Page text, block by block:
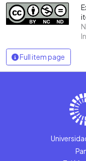
Full item page